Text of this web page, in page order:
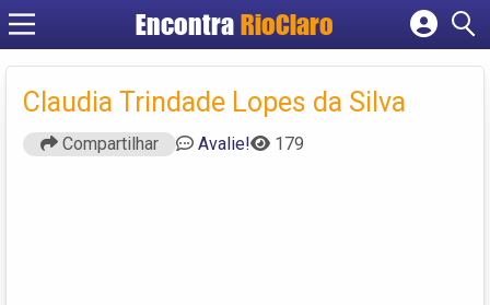
Encontra RioClaro
Cadastrar empresa
Criar conta
Claudia Trindade Lopes da Silva
Compartilhar Avalie! 179